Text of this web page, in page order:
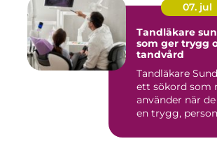
07. jul
Tandläkare
som ger trygg
tandvård
Tandläkare
ett sökord som
använder när
en trygg,